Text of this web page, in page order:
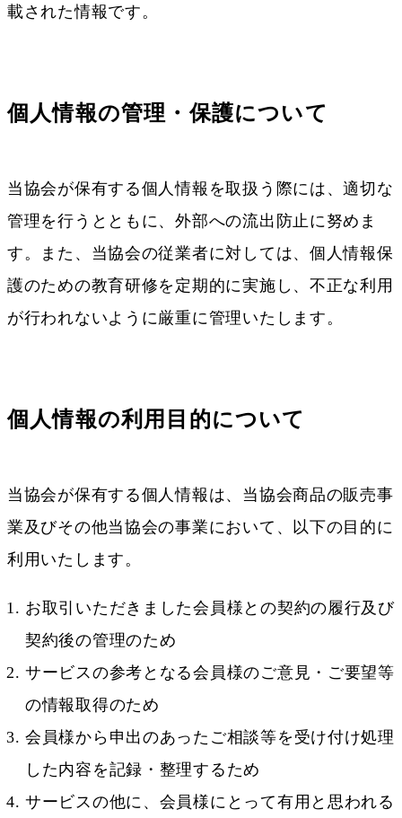
載された情報です。
個人情報の管理・保護について
当協会が保有する個人情報を取扱う際には、適切な
管理を行うとともに、外部への流出防止に努めま
す。また、当協会の従業者に対しては、個人情報保
護のための教育研修を定期的に実施し、不正な利用
が行われないように厳重に管理いたします。
個人情報の利用目的について
当協会が保有する個人情報は、当協会商品の販売事
業及びその他当協会の事業において、以下の目的に
利用いたします。
お取引いただきました会員様との契約の履行及び
契約後の管理のため
サービスの参考となる会員様のご意見・ご要望等
の情報取得のため
会員様から申出のあったご相談等を受け付け処理
した内容を記録・整理するため
サービスの他に、会員様にとって有用と思われる